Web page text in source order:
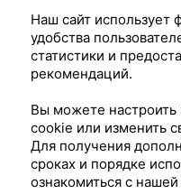
моноаминовых
Наш сайт использует
удобства
статистики и
рекомендаций.
Вы можете настроить
cookie или изменить
Для получения
сроках и порядке
ознакомиться с нашей